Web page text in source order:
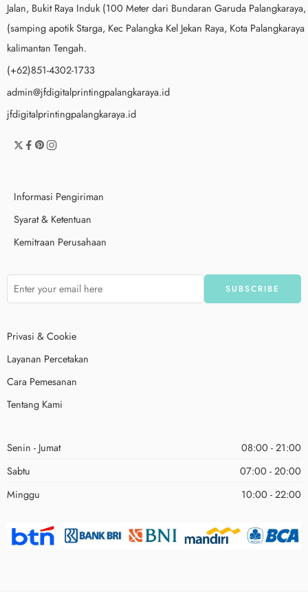
Jalan, Bukit Raya Induk (100 Meter dari Bundaran Garuda Palangkaraya,
(samping apotik Starga, Kec Palangka Kel Jekan Raya, Kota Palangkaraya
kalimantan Tengah.
(+62)851-4302-1733
admin@jfdigitalprintingpalangkaraya.id
jfdigitalprintingpalangkaraya.id
Informasi Pengiriman
Syarat & Ketentuan
Kemitraan Perusahaan
Privasi & Cookie
Layanan Percetakan
Cara Pemesanan
Tentang Kami
Senin - Jumat
08:00 - 21:00
Sabtu
07:00 - 20:00
Minggu
10:00 - 22:00